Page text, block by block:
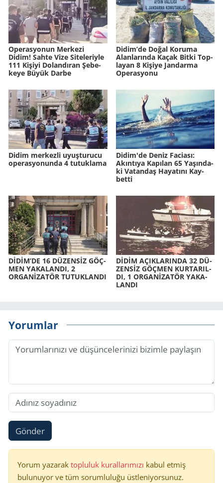
Ope­ras­yo­nun Mer­ke­zi
Didim! Sahte Vize Si­te­le­riy­le
111 Ki­şi­yi Do­lan­dı­ran Şe­be­
ke­ye Büyük Darbe
Didim’de Doğal Ko­ru­ma
Alan­la­rın­da Kaçak Bitki Top­
la­yan 8 Ki­şi­ye Jan­dar­ma
Ope­ras­yo­nu
Didim merkezli uyuşturucu
operasyonunda 4 tutuklama
Didim'de Deniz Fa­ci­ası:
Akın­tı­ya Ka­pı­lan 65 Ya­şın­da­
ki Va­tan­daş Ha­ya­tı­nı Kay­
bet­ti
DİDİM’DE 16 DÜ­ZENSİZ GÖÇ­
MEN YA­KA­LAN­DI, 2
ORGANİZATÖR TU­TUK­LAN­DI
DİDİM AÇIK­LA­RIN­DA 32 DÜ­
ZENSİZ GÖÇ­MEN KUR­TA­RIL­
DI, 1 ORGANİZATÖR YA­KA­
LAN­DI
Yorumlar
Gönder
Yorum yazarak topluluk kurallarımızı kabul etmiş
bulunuyor ve tüm sorumluluğu üstleniyorsunuz.